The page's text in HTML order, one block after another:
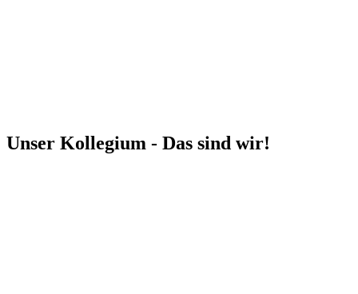
Unser Kollegium - Das sind wir!